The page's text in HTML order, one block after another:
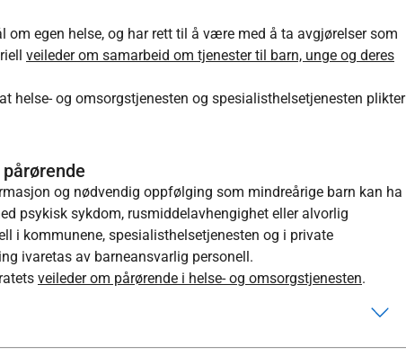
egen helse, og har rett til å være med å ta avgjørelser som
veileder om samarbeid om tjenester til barn, unge og deres
og omsorgstjenesten og spesialisthelsetjenesten plikter
og nødvendig oppfølging som mindreårige barn kan ha
psykisk sykdom, rusmiddelavhengighet eller alvorlig
i kommunene, spesialisthelsetjenesten og i private
ivaretas av barneansvarlig personell.
veileder om pårørende i helse- og omsorgstjenesten.